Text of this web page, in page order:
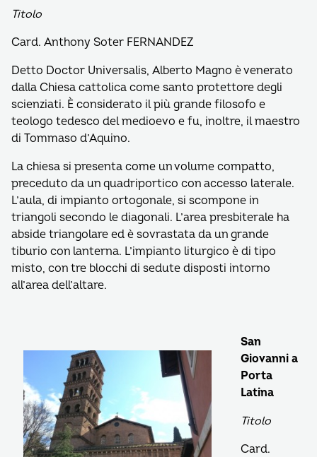
Titolo
Card. Anthony Soter FERNANDEZ
Detto Doctor Universalis, Alberto Magno è venerato
dalla Chiesa cattolica come santo protettore degli
scienziati. È considerato il più grande filosofo e
teologo tedesco del medioevo e fu, inoltre, il maestro
di Tommaso d’Aquino.
La chiesa si presenta come un volume compatto,
preceduto da un quadriportico con accesso laterale.
L’aula, di impianto ortogonale, si scompone in
triangoli secondo le diagonali. L’area presbiterale ha
abside triangolare ed è sovrastata da un grande
tiburio con lanterna. L’impianto liturgico è di tipo
misto, con tre blocchi di sedute disposti intorno
all’area dell’altare.
San
Giovanni a
Porta
Latina
Titolo
Card.